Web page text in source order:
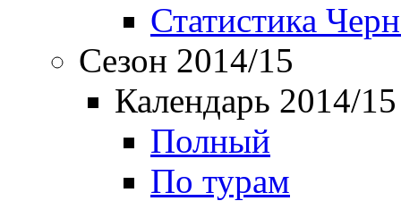
Статистика
Сезон 2014/15
Календарь 2014/15
Полный
По турам